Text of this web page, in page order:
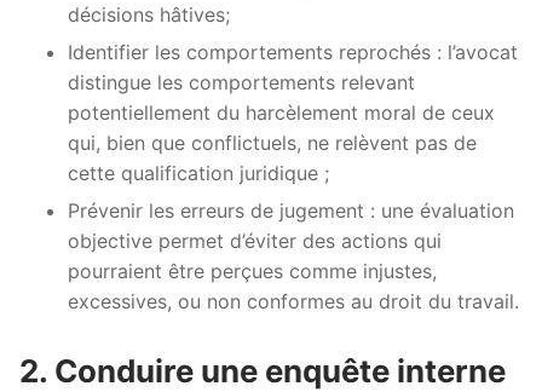
décisions hâtives;
Identifier les comportements reprochés : l’avocat
distingue les comportements relevant
potentiellement du harcèlement moral de ceux
qui, bien que conflictuels, ne relèvent pas de
cette qualification juridique ;
Prévenir les erreurs de jugement : une évaluation
objective permet d’éviter des actions qui
pourraient être perçues comme injustes,
excessives, ou non conformes au droit du travail.
2. Conduire une enquête interne